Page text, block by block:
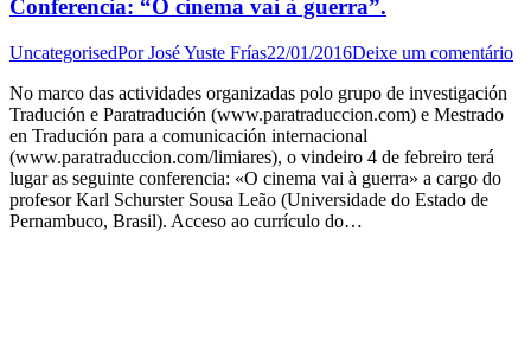
Conferencia: “O cinema vai à guerra”.
UncategorisedPorJosé Yuste Frías22/01/2016Deixe um comentário
No marco das actividades organizadas polo grupo de investigación
Tradución e Paratradución (www.paratraduccion.com) e Mestrado
en Tradución para a comunicación internacional
(www.paratraduccion.com/limiares), o vindeiro 4 de febreiro terá
lugar as seguinte conferencia: «O cinema vai à guerra» a cargo do
profesor Karl Schurster Sousa Leão (Universidade do Estado de
Pernambuco, Brasil). Acceso ao currículo do…